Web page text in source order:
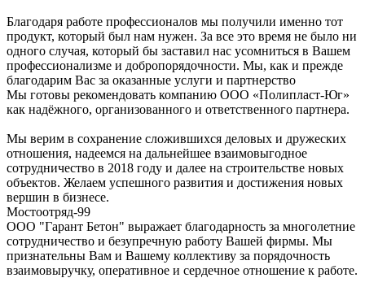
Благодаря работе профессионалов мы получили именно тот
продукт, который был нам нужен. За все это время не было ни
одного случая, который бы заставил нас усомниться в Вашем
профессионализме и добропорядочности. Мы, как и прежде
благодарим Вас за оказанные услуги и партнерство
Мы готовы рекомендовать компанию ООО «Полипласт-Юг»
как надёжного, организованного и ответственного партнера.
Мы верим в сохранение сложившихся деловых и дружеских
отношения, надеемся на дальнейшее взаимовыгодное
сотрудничество в 2018 году и далее на строительстве новых
объектов. Желаем успешного развития и достижения новых
вершин в бизнесе.
Мостоотряд-99
ООО "Гарант Бетон" выражает благодарность за многолетние
сотрудничество и безупречную работу Вашей фирмы. Мы
признательны Вам и Вашему коллективу за порядочность
взаимовыручку, оперативное и сердечное отношение к работе.